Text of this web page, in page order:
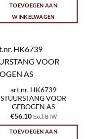
TOEVOEGEN AAN
WINKELWAGEN
art.nr. HK6739
STUURSTANG VOOR
GEBOGEN AS
€56,10 Excl. BTW
TOEVOEGEN AAN